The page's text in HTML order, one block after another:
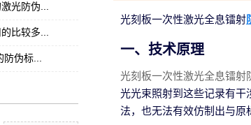
光防伪...
比较多...
伪标...
光刻板一次性激光全息镭射
一、技术原理
光刻板一次性激光全息镭射
光光束照射到这些记录有
法，也无法有效仿制出与原